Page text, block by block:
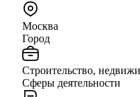
Москва
Город
Строительство,
Сферы деятельности